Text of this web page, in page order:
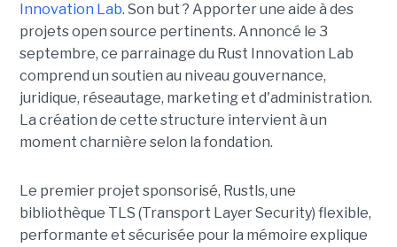
Innovation Lab. Son but ? Apporter une aide à des
projets open source pertinents. Annoncé le 3
septembre, ce parrainage du Rust Innovation Lab
comprend un soutien au niveau gouvernance,
juridique, réseautage, marketing et d'administration.
La création de cette structure intervient à un
moment charnière selon la fondation.
Le premier projet sponsorisé, Rustls, une
bibliothèque TLS (Transport Layer Security) flexible,
performante et sécurisée pour la mémoire explique